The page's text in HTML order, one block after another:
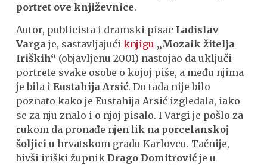
portret ove književnice.
Autor, publicista i dramski pisac Ladislav
Varga je, sastavljajućiknjigu „Mozaik žitelja
Iriških“ (objavljenu 2001) nastojao da uključi
portrete svake osobe o kojoj piše, a među njima
je bila iEustahija Arsić. Do tada nije bilo
poznato kako je Eustahija Arsić izgledala, iako
se za nju znalo i o njoj pisalo. I Vargi je pošlo za
rukom da pronađe njen lik na porcelanskoj
šoljici u hrvatskom gradu Karlovcu. Tačnije,
bivši iriški župnikDrago Domitrović je u